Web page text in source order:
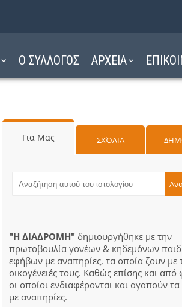
Ο ΣΥΛΛΟΓΟΣ ΑΡΧΕΙΑ
Για Μας ΣΧΌΛΙΑ
"Η ΔΙΑΔΡΟΜΗ" δημιουργήθηκε με την
πρωτοβουλία γονέων & κηδεμόνων
εφήβων με αναπηρίες, τα οποία ζουν με
οικογένειές τους. Καθώς επίσης και από
οι οποίοι ενδιαφέρονται και αγαπούν
με αναπηρίες.